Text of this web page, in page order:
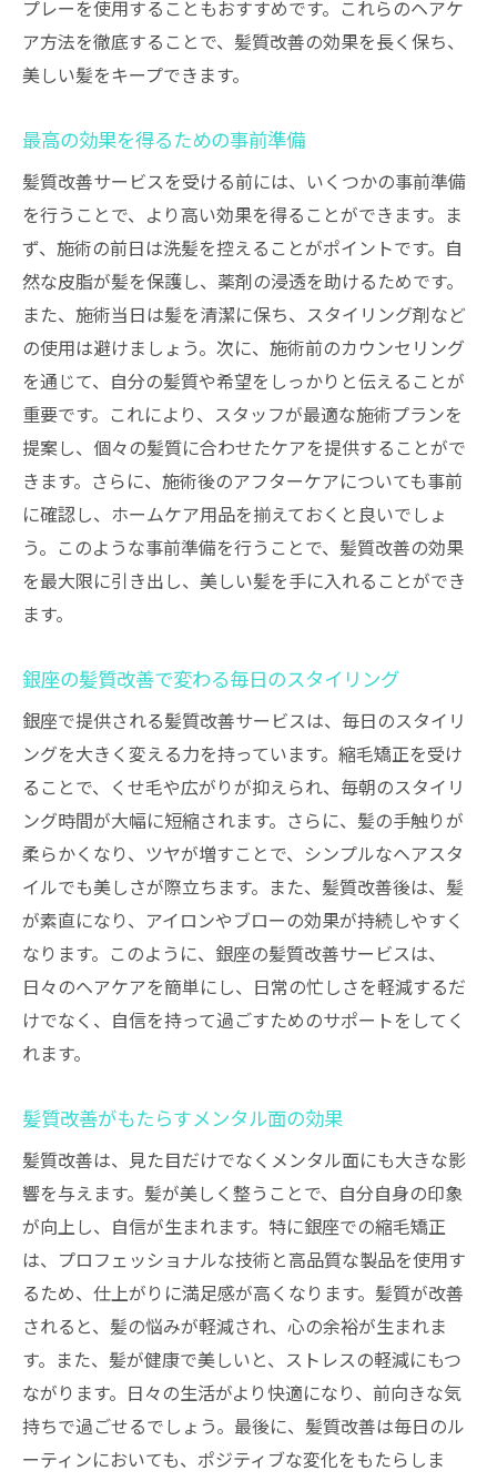
最新技術がもたらす髪質改善のメリット
技術進化の背景と髪質改善の未来
アフターケアの重要性と長持ちする美しい仕上
がり
縮毛矯正後のアフターケアの基本
持続的な美しさを保つための日常ケア
おすすめのアフターケア製品
アフターケアを成功させるポイント
トラブルを避けるためのアフターケア方法
銀座の美容室で体験する極上の髪質改善
銀座の美容室が選ばれる理由
極上の施術を体験できる美容室の紹介
銀座の美容室での髪質改善の流れ
プレーを使用することもおすすめです。これらのヘアケ
ア方法を徹底することで、髪質改善の効果を長く保ち、
美しい髪をキープできます。
最高の効果を得るための事前準備
髪質改善サービスを受ける前には、いくつかの事前準備
を行うことで、より高い効果を得ることができます。ま
ず、施術の前日は洗髪を控えることがポイントです。自
然な皮脂が髪を保護し、薬剤の浸透を助けるためです。
また、施術当日は髪を清潔に保ち、スタイリング剤など
の使用は避けましょう。次に、施術前のカウンセリング
を通じて、自分の髪質や希望をしっかりと伝えることが
重要です。これにより、スタッフが最適な施術プランを
提案し、個々の髪質に合わせたケアを提供することがで
きます。さらに、施術後のアフターケアについても事前
に確認し、ホームケア用品を揃えておくと良いでしょ
う。このような事前準備を行うことで、髪質改善の効果
を最大限に引き出し、美しい髪を手に入れることができ
ます。
銀座の髪質改善で変わる毎日のスタイリング
銀座で提供される髪質改善サービスは、毎日のスタイリ
ングを大きく変える力を持っています。縮毛矯正を受け
ることで、くせ毛や広がりが抑えられ、毎朝のスタイリ
ング時間が大幅に短縮されます。さらに、髪の手触りが
柔らかくなり、ツヤが増すことで、シンプルなヘアスタ
イルでも美しさが際立ちます。また、髪質改善後は、髪
が素直になり、アイロンやブローの効果が持続しやすく
なります。このように、銀座の髪質改善サービスは、
日々のヘアケアを簡単にし、日常の忙しさを軽減するだ
けでなく、自信を持って過ごすためのサポートをしてく
れます。
髪質改善がもたらすメンタル面の効果
髪質改善は、見た目だけでなくメンタル面にも大きな影
響を与えます。髪が美しく整うことで、自分自身の印象
が向上し、自信が生まれます。特に銀座での縮毛矯正
は、プロフェッショナルな技術と高品質な製品を使用す
るため、仕上がりに満足感が高くなります。髪質が改善
されると、髪の悩みが軽減され、心の余裕が生まれま
す。また、髪が健康で美しいと、ストレスの軽減にもつ
ながります。日々の生活がより快適になり、前向きな気
持ちで過ごせるでしょう。最後に、髪質改善は毎日のル
ーティンにおいても、ポジティブな変化をもたらしま